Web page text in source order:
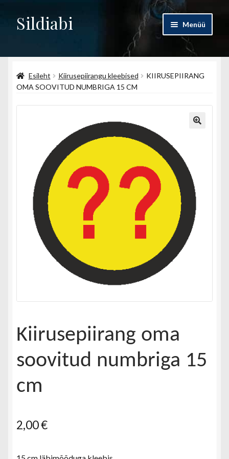
Liigu
navigeerimisele
Liigu
sisu
Sildiabi Menüü
Pood
Ettevõttest
Minu konto
Esileht Kiirusepiirangu kleebised
KIIRUSEPIIRANG
OMA SOOVITUD NUMBRIGA 15 CM
Kiirusepiirang oma
soovitud numbriga 15
cm
2,00€